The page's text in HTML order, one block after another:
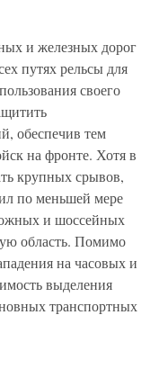
и железных дорог
путях рельсы для
своего
обеспечив тем
на фронте. Хотя в
крупных срывов,
по меньшей мере
и шоссейных
область. Помимо
на часовых и
выделения
транспортных